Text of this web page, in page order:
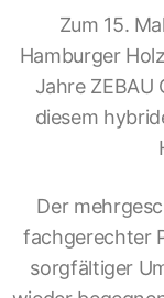
Zum 15.
Hamburger
Jahre
diesem
Der
fachgerechter
sorgfältiger